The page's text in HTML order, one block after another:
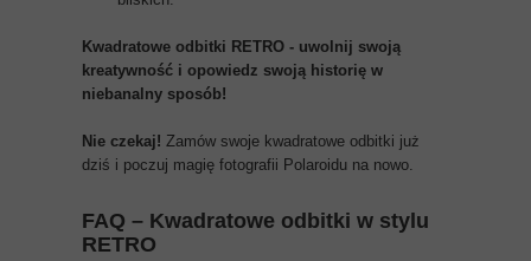
Kwadratowe odbitki RETRO - uwolnij swoją
kreatywność i opowiedz swoją historię w
niebanalny sposób!
Nie czekaj! Zamów swoje kwadratowe odbitki już
dziś i poczuj magię fotografii Polaroidu na nowo.
FAQ – Kwadratowe odbitki w stylu
RETRO